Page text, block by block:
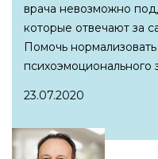
врача невозможно
которые отвечают за
Помочь
психоэмоционального
23.07.2020